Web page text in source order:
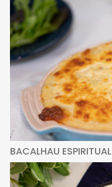
BACALHAU ESPIRITUAL